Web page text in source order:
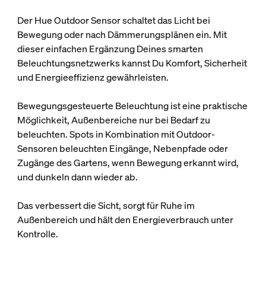
Der Hue Outdoor Sensor schaltet das Licht bei
Bewegung oder nach Dämmerungs­plänen ein. Mit
dieser einfachen Ergänzung Deines smarten
Beleuchtungsnetzwerks kannst Du Komfort, Sicherheit
und Energieeffizienz gewährleisten.
Bewegungsgesteuerte Beleuchtung ist eine praktische
Möglichkeit, Außenbereiche nur bei Bedarf zu
beleuchten. Spots in Kombination mit Outdoor-
Sensoren beleuchten Eingänge, Nebenpfade oder
Zugänge des Gartens, wenn Bewegung erkannt wird,
und dunkeln dann wieder ab.
Das verbessert die Sicht, sorgt für Ruhe im
Außenbereich und hält den Energieverbrauch unter
Kontrolle.